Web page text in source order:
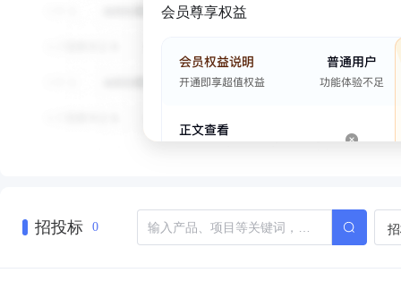
会员尊享权益
招投标 0